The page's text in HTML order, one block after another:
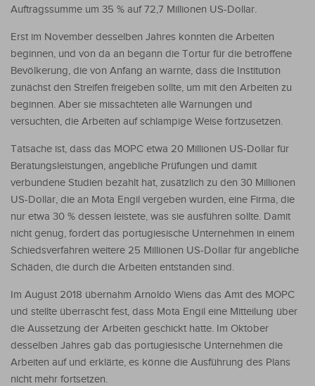
Auftragssumme um 35 % auf 72,7 Millionen US-Dollar.
Erst im November desselben Jahres konnten die Arbeiten
beginnen, und von da an begann die Tortur für die betroffene
Bevölkerung, die von Anfang an warnte, dass die Institution
zunächst den Streifen freigeben sollte, um mit den Arbeiten zu
beginnen. Aber sie missachteten alle Warnungen und
versuchten, die Arbeiten auf schlampige Weise fortzusetzen.
Tatsache ist, dass das MOPC etwa 20 Millionen US-Dollar für
Beratungsleistungen, angebliche Prüfungen und damit
verbundene Studien bezahlt hat, zusätzlich zu den 30 Millionen
US-Dollar, die an Mota Engil vergeben wurden, eine Firma, die
nur etwa 30 % dessen leistete, was sie ausführen sollte. Damit
nicht genug, fordert das portugiesische Unternehmen in einem
Schiedsverfahren weitere 25 Millionen US-Dollar für angebliche
Schäden, die durch die Arbeiten entstanden sind.
Im August 2018 übernahm Arnoldo Wiens das Amt des MOPC
und stellte überrascht fest, dass Mota Engil eine Mitteilung über
die Aussetzung der Arbeiten geschickt hatte. Im Oktober
desselben Jahres gab das portugiesische Unternehmen die
Arbeiten auf und erklärte, es könne die Ausführung des Plans
nicht mehr fortsetzen.